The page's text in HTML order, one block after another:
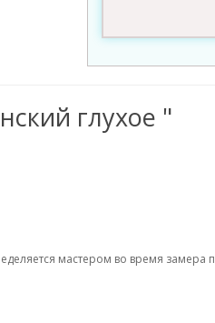
глухое "
мастером во время замера